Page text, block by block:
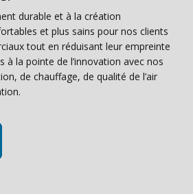
durable et à la création
et plus sains pour nos clients
tout en réduisant leur empreinte
à la pointe de l’innovation avec nos
de chauffage, de qualité de l’air